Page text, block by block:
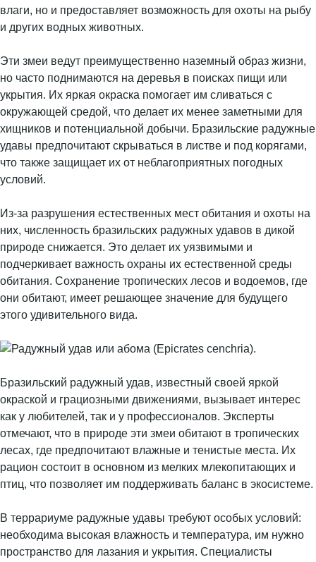
влаги, но и предоставляет возможность для охоты на рыбу
и других водных животных.
Эти змеи ведут преимущественно наземный образ жизни,
но часто поднимаются на деревья в поисках пищи или
укрытия. Их яркая окраска помогает им сливаться с
окружающей средой, что делает их менее заметными для
хищников и потенциальной добычи. Бразильские радужные
удавы предпочитают скрываться в листве и под корягами,
что также защищает их от неблагоприятных погодных
условий.
Из-за разрушения естественных мест обитания и охоты на
них, численность бразильских радужных удавов в дикой
природе снижается. Это делает их уязвимыми и
подчеркивает важность охраны их естественной среды
обитания. Сохранение тропических лесов и водоемов, где
они обитают, имеет решающее значение для будущего
этого удивительного вида.
Бразильский радужный удав, известный своей яркой
окраской и грациозными движениями, вызывает интерес
как у любителей, так и у профессионалов. Эксперты
отмечают, что в природе эти змеи обитают в тропических
лесах, где предпочитают влажные и тенистые места. Их
рацион состоит в основном из мелких млекопитающих и
птиц, что позволяет им поддерживать баланс в экосистеме.
В террариуме радужные удавы требуют особых условий:
необходима высокая влажность и температура, им нужно
пространство для лазания и укрытия. Специалисты